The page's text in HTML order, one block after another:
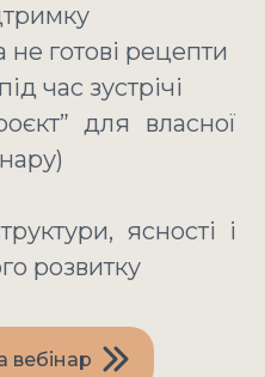
не готові рецепти
час зустрічі
для власної
ясності і
розвитку
вебінар